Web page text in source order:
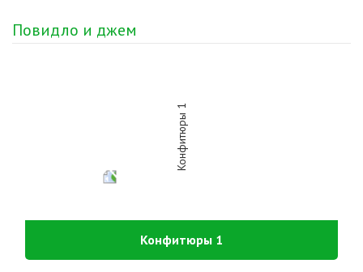
Повидло и джем
Конфитюры 1